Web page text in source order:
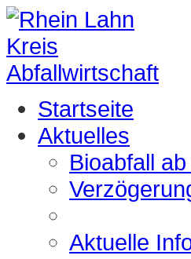
Startseite
Aktuelles
Bioabfall
Aktuelle